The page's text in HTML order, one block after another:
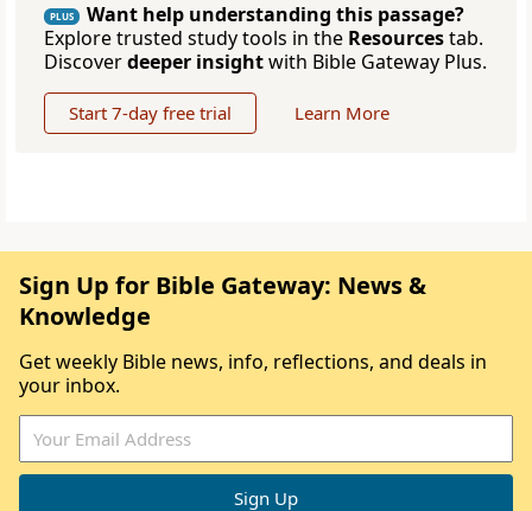
PLUS
Want help understanding this passage?
Explore trusted study tools in the Resourcestab.
Discoverdeeper insightwith Bible Gateway Plus.
Start 7-day free trial Learn More
Sign Up for Bible Gateway: News &
Knowledge
Get weekly Bible news, info, reflections, and deals in
your inbox.